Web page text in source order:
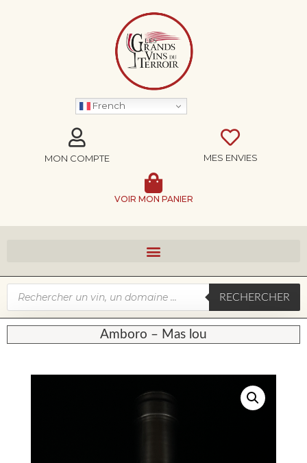
French
MON COMPTE MES ENVIES
VOIR MON PANIER
RECHERCHER
Amboro – Mas lou